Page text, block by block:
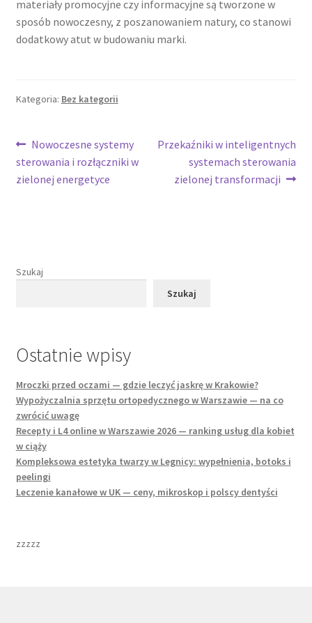
materiały promocyjne czy informacyjne są tworzone w
sposób nowoczesny, z poszanowaniem natury, co stanowi
dodatkowy atut w budowaniu marki.
Kategoria: Bez kategorii
Nawigacja
wpisu
Poprzedni
wpis:
Nowoczesne systemy
sterowania i rozłączniki w
zielonej energetyce
Następny
Przekaźniki w inteligentnych
systemach sterowania
zielonej transformacji
Szukaj
Szukaj
Ostatnie wpisy
Mroczki przed oczami — gdzie leczyć jaskrę w Krakowie?
Wypożyczalnia sprzętu ortopedycznego w Warszawie — na co
zwrócić uwagę
Recepty i L4 online w Warszawie 2026 — ranking usług dla kobiet
w ciąży
Kompleksowa estetyka twarzy w Legnicy: wypełnienia, botoks i
peelingi
Leczenie kanałowe w UK — ceny, mikroskop i polscy dentyści
zzzzz